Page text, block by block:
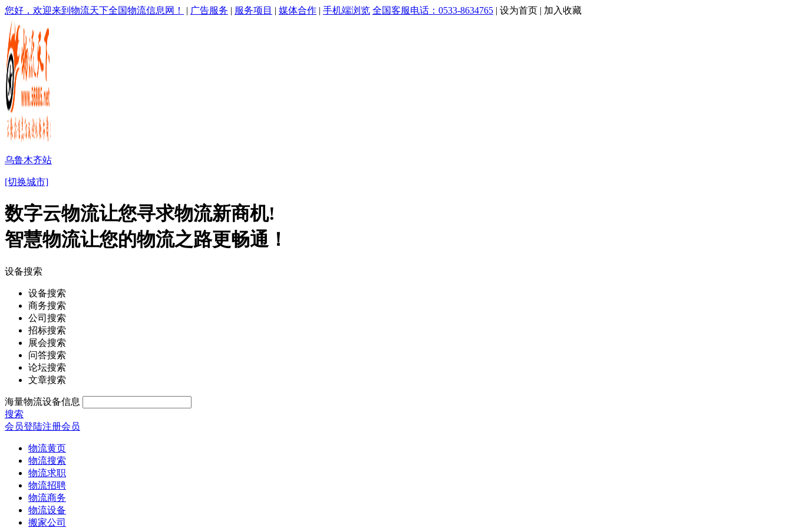
您好，欢迎来到物流天下全国物流信息网！ | 广告服务 | 服务项目 | 媒体合作 | 手机端浏览 全国客服电话：0533-8634765 | 设为首页 | 加入收藏
乌鲁木齐站
[切换城市]
数字云物流让您寻求物流新商机!
智慧物流让您的物流之路更畅通！
设备搜索
设备搜索
商务搜索
公司搜索
招标搜索
展会搜索
问答搜索
论坛搜索
文章搜索
海量物流设备信息
搜索
会员登陆注册会员
物流黄页
物流搜索
物流求职
物流招聘
物流商务
物流设备
搬家公司